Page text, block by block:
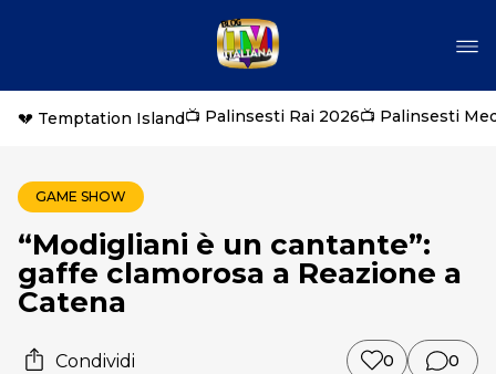
💔 Temptation Island📺 Palinsesti Rai 2026📺 Palinsesti
GAME SHOW
“Modigliani è un cantante”:
gaffe clamorosa a Reazione a
Catena
Condividi 0 0